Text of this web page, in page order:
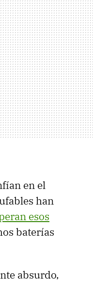
en el
han
esos
baterías
absurdo,